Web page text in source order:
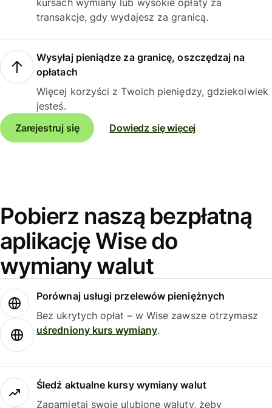
kursach wymiany lub wysokie opłaty za
transakcje, gdy wydajesz za granicą.
Wysyłaj pieniądze za granicę, oszczędzaj na
opłatach
Więcej korzyści z Twoich pieniędzy, gdziekolwiek
jesteś.
Zarejestruj się
Dowiedz się więcej
Pobierz naszą bezpłatną
aplikację Wise do
wymiany walut
Porównaj usługi przelewów pieniężnych
Bez ukrytych opłat – w Wise zawsze otrzymasz
uśredniony kurs wymiany.
Śledź aktualne kursy wymiany walut
Zapamiętaj swoje ulubione waluty, żeby